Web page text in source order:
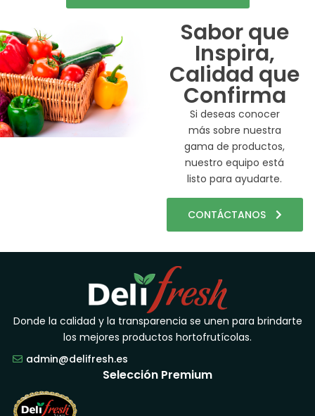
Sabor que
Inspira,
Calidad que
Confirma
Si deseas conocer
más sobre nuestra
gama de productos,
nuestro equipo está
listo para ayudarte.
CONTÁCTANOS
Donde la calidad y la transparencia se unen para brindarte
los mejores productos hortofrutícolas.
admin@delifresh.es
Selección Premium